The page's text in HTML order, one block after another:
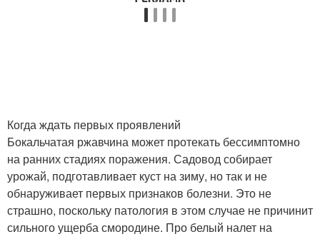
Когда ждать первых проявлений
Бокальчатая ржавчина может протекать бессимптомно
на ранних стадиях поражения. Садовод собирает
урожай, подготавливает куст на зиму, но так и не
обнаруживает первых признаков болезни. Это не
страшно, поскольку патология в этом случае не причинит
сильного ущерба смородине. Про белый налет на